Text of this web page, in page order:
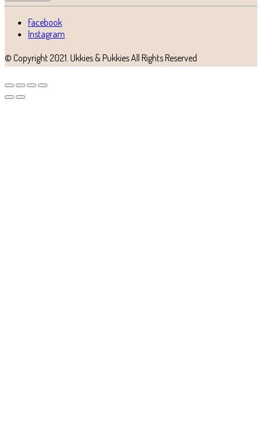
Facebook
Instagram
© Copyright 2021. Ukkies & PukkiesAll Rights Reserved